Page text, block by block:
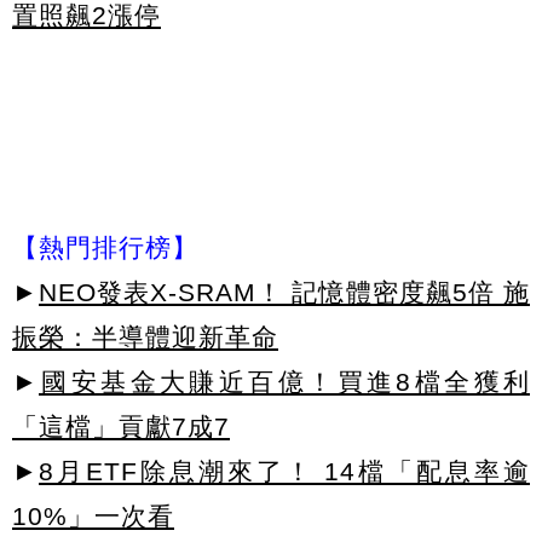
置照飆2漲停
【熱門排行榜】
► NEO發表X-SRAM！ 記憶體密度飆5倍 施
振榮：半導體迎新革命
► 國安基金大賺近百億！買進8檔全獲利
「這檔」貢獻7成7
► 8月ETF除息潮來了！ 14檔「配息率逾
10%」一次看